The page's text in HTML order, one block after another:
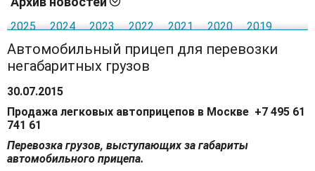
2025 2024 2023 2022 2021 2020
2019
2018
2017 2016
2015
Январь
Февраль Март
Июль
Август
Декабрь
Автомобильный прицеп для перевозки
негабаритных грузов
30.07.2015
Продажа легковых автоприцепов в Москве +7 495 61
741 61
Перевозка грузов, выступающих за габариты
автомобильного прицепа.